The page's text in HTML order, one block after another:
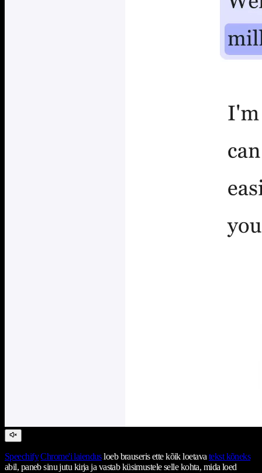
Speechify Chrome'i laiendusloeb brauseris ette kõik loetava tekst kõneks
abil, paneb sinu jutu kirja ja vastab küsimustele selle kohta, mida loed